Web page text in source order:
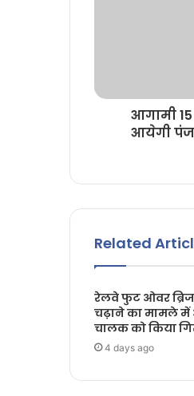
आगामी
आयेगी
Related
रेलवे फुट ओवर ब्रिज
चढ़ाने का मामले
चालक को किया
4 days ago